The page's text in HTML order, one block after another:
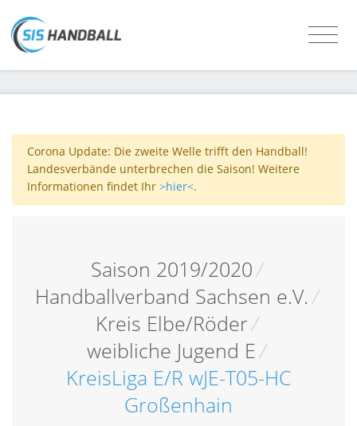
Corona Update: Die zweite Welle trifft den Handball!
Landesverbände unterbrechen die Saison! Weitere
Informationen findet Ihr >hier<.
Saison 2019/2020/
Handballverband Sachsen e.V./
Kreis Elbe/Röder/
weibliche Jugend E/
KreisLiga E/R wJE-T05-HC
Großenhain